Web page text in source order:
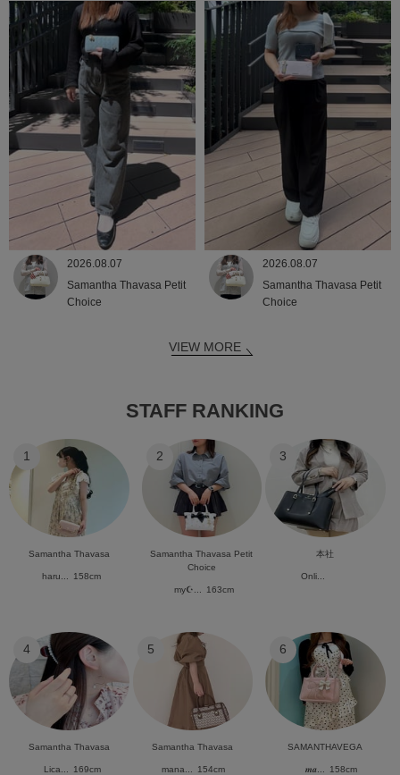
2026.08.07
Samantha Thavasa Petit
Choice
2026.08.07
Samantha Thavasa Petit
Choice
VIEW MORE
STAFF RANKING
1
Samantha Thavasa
haru... 158cm
2
Samantha Thavasa Petit
Choice
my☪︎... 163cm
3
本社
Onli...
4
Samantha Thavasa
Lica... 169cm
5
Samantha Thavasa
mana... 154cm
6
SAMANTHAVEGA
𝒎𝒂... 158cm